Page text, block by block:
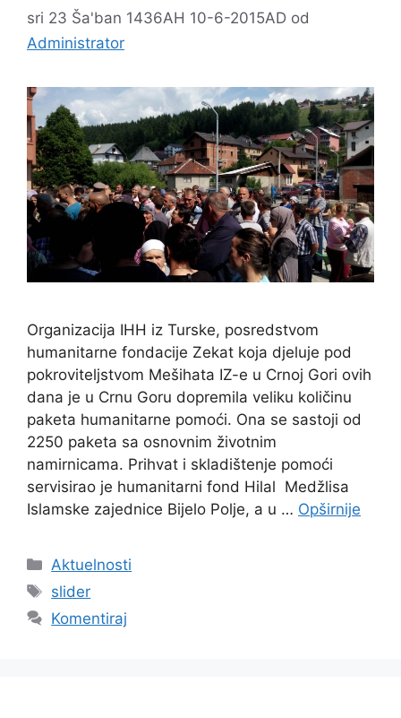
sri 23 Ša'ban 1436AH 10-6-2015AD od
Administrator
Organizacija IHH iz Turske, posredstvom
humanitarne fondacije Zekat koja djeluje pod
pokroviteljstvom Mešihata IZ-e u Crnoj Gori ovih
dana je u Crnu Goru dopremila veliku količinu
paketa humanitarne pomoći. Ona se sastoji od
2250 paketa sa osnovnim životnim
namirnicama. Prihvat i skladištenje pomoći
servisirao je humanitarni fond Hilal Medžlisa
Islamske zajednice Bijelo Polje, a u … Opširnije
Kategorije
Aktuelnosti
Oznake
slider
Komentiraj